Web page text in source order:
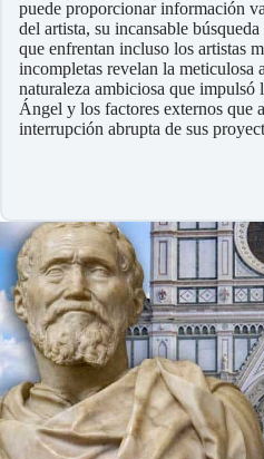
puede proporcionar información
del artista, su incansable
que enfrentan incluso los artistas
incompletas revelan la meticulosa
naturaleza ambiciosa que
Ángel y los factores externos que
interrupción abrupta de sus